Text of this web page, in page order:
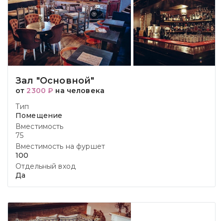
Зал "Основной"
от 2300 ₽ на человека
Тип
Помещение
Вместимость
75
Вместимость на фуршет
100
Отдельный вход
Да